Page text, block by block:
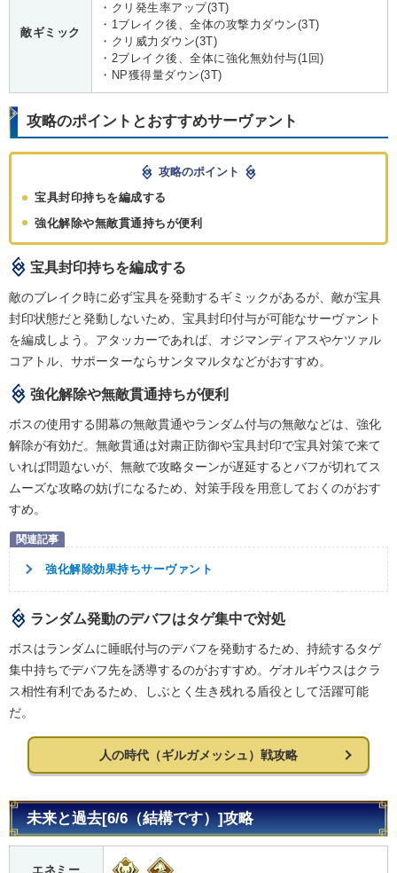
敵ギミック
・クリ発生率アップ(3T)
・1ブレイク後、全体の攻撃力ダウン(3T)
・クリ威力ダウン(3T)
・2ブレイク後、全体に強化無効付与(1回)
・NP獲得量ダウン(3T)
攻略のポイントとおすすめサーヴァント
攻略のポイント
宝具封印持ちを編成する
強化解除や無敵貫通持ちが便利
宝具封印持ちを編成する
敵のブレイク時に必ず宝具を発動するギミックがあるが、敵が宝具
封印状態だと発動しないため、宝具封印付与が可能なサーヴァント
を編成しよう。アタッカーであれば、オジマンディアスやケツァル
コアトル、サポーターならサンタマルタなどがおすすめ。
強化解除や無敵貫通持ちが便利
ボスの使用する開幕の無敵貫通やランダム付与の無敵などは、強化
解除が有効だ。無敵貫通は対粛正防御や宝具封印で宝具対策で来て
いれば問題ないが、無敵で攻略ターンが遅延するとバフが切れてス
ムーズな攻略の妨げになるため、対策手段を用意しておくのがおす
すめ。
強化解除効果持ちサーヴァント
ランダム発動のデバフはタゲ集中で対処
ボスはランダムに睡眠付与のデバフを発動するため、持続するタゲ
集中持ちでデバフ先を誘導するのがおすすめ。ゲオルギウスはクラ
ス相性有利であるため、しぶとく生き残れる盾役として活躍可能
だ。
人の時代（ギルガメッシュ）戦攻略
未来と過去[6/6（結構です）]攻略
エネミー